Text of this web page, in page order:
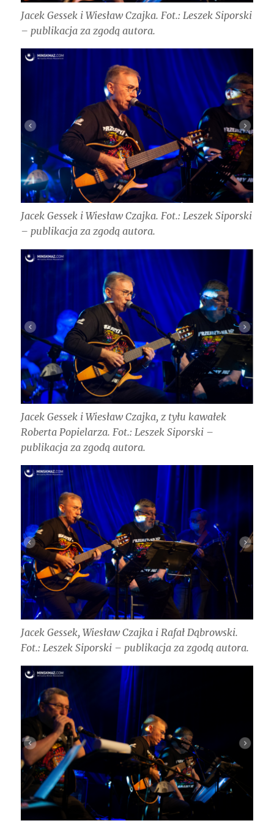
Jacek Gessek i Wiesław Czajka. Fot.: Leszek Siporski
– publikacja za zgodą autora.
Jacek Gessek i Wiesław Czajka. Fot.: Leszek Siporski
– publikacja za zgodą autora.
Jacek Gessek i Wiesław Czajka, z tyłu kawałek
Roberta Popielarza. Fot.: Leszek Siporski –
publikacja za zgodą autora.
Jacek Gessek, Wiesław Czajka i Rafał Dąbrowski.
Fot.: Leszek Siporski – publikacja za zgodą autora.